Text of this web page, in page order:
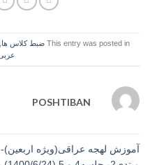
This entry was posted in ضبط کلاس ها
POSHTIBAN
آموزش لهجه عراقی(ویژه اربعین)-